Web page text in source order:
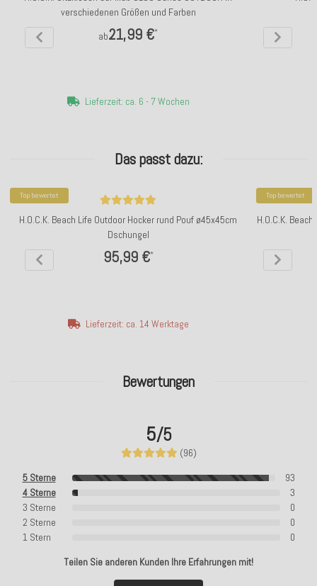
Bewertungen
5/5
(96)
5 Sterne
93
4 Sterne
3
3 Sterne
0
2 Sterne
0
1 Stern
0
Teilen Sie anderen Kunden Ihre Erfahrungen mit!
verschiedenen Größen und Farben
ab21,99 €*
Lieferzeit: ca. 6 - 7 Wochen
Das passt dazu:
Top bewertet
H.O.C.K. Beach Life Outdoor Hocker rund Pouf ø45x45cm
Dschungel
95,99 €*
Lieferzeit: ca. 14 Werktage
Top bewertet
H.O.C.K.